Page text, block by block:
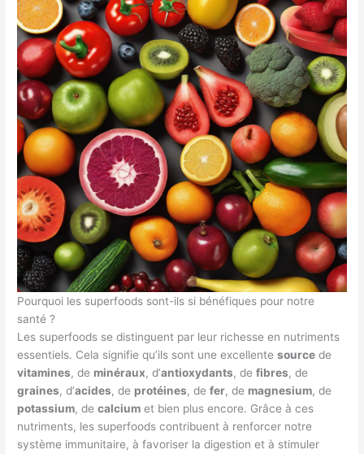
Pourquoi les superfoods sont-ils si bénéfiques pour notre
santé ?
Les superfoods se distinguent par leur richesse en nutriments
essentiels. Cela signifie qu’ils sont une excellentesource de
vitamines, de minéraux, d’antioxydants, defibres, de
graines, d’acides, de protéines, defer, de magnesium, de
potassium, decalcium et bien plus encore. Grâce à ces
nutriments, les superfoods contribuent à renforcer notre
système immunitaire, à favoriser la digestion et à stimuler